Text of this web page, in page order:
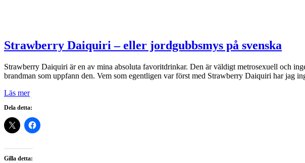
Strawberry Daiquiri – eller jordgubbsmys på svenska
Strawberry Daiquiri är en av mina absoluta favoritdrinkar. Den är väldigt metrosexuell och
brandman som uppfann den. Vem som egentligen var först med Strawberry Daiquiri har jag
Läs mer
Dela detta:
Gilla detta: